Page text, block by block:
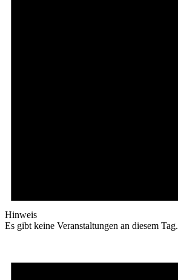
Hinweis
Es gibt keine Veranstaltungen an diesem Tag.